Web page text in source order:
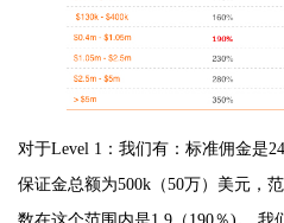
对于Level 1：我们有：标准佣金是
保证金总额为500k（50万）美元，